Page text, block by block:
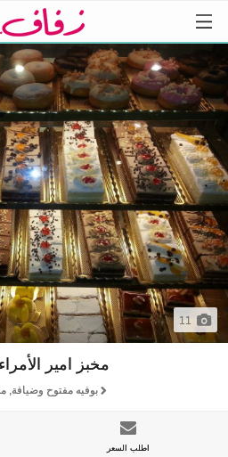
11
مخبز امير
بوفيه مفتوح وضيافة,
اطلب السعر